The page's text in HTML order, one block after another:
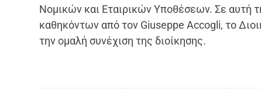
Νομικών και Εταιρικών Υποθέσεων. Σε αυτή
καθηκόντων από τον Giuseppe Accogli, το
την ομαλή συνέχιση της διοίκησης.